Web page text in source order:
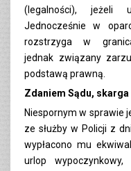
(legalności), jeżeli
Jednocześnie w
rozstrzyga w
jednak związany
podstawą prawną.
Zdaniem Sądu,
Niespornym w sprawie
ze służby w Policji z
wypłacono mu
urlop